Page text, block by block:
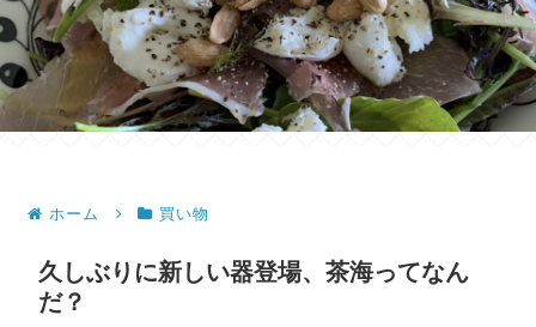
ホーム 買い物
久しぶりに新しい器登場、茶海ってなん
だ？